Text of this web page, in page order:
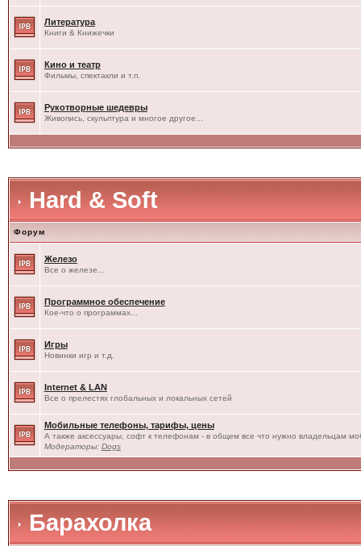
Литература
Книги & Книжечки
Кино и театр
Фильмы, спектакли и т.п.
Рукотворные шедевры
Живопись, скульптура и многое другое...
Hard & Soft
Форум
Железо
Все о железе...
Программное обеспечение
Кое-что о программах...
Игры
Новинки игр и т.д.
Internet & LAN
Все о прелестях глобальных и локальных сетей
Мобильные телефоны, тарифы, цены
А также аксессуары, софт к телефонам - в общем все что нужно владельцам
Модераторы: Dogs
Барахолка